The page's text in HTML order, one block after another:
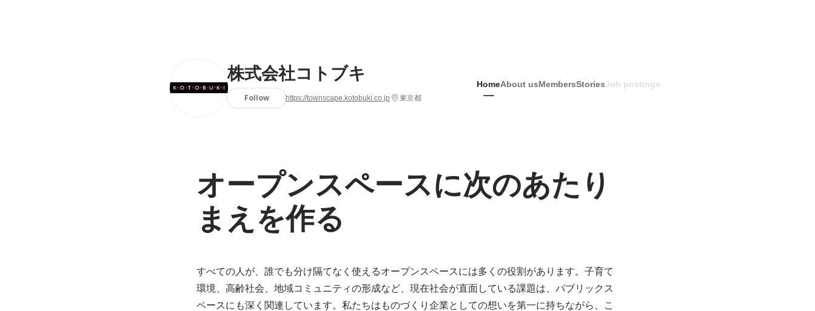
株式会社コトブキ
Follow https://townscape.kotobuki.co.jp 東京都
HomeAbout usMembersStoriesJob postings
オープンスペースに次のあたり
まえを作る
すべての人が、誰でも分け隔てなく使えるオープンスペースには多くの役割があります。子育て
環境、高齢社会、地域コミュニティの形成など、現在社会が直面している課題は、パブリックス
ペースにも深く関連しています。私たちはものづくり企業としての想いを第一に持ちながら、こ